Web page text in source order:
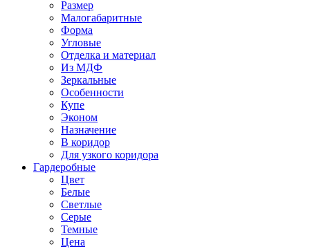
Размер
Малогабаритные
Форма
Угловые
Отделка и материал
Из МДФ
Зеркальные
Особенности
Купе
Эконом
Назначение
В коридор
Для узкого коридора
Гардеробные
Цвет
Белые
Светлые
Серые
Темные
Цена